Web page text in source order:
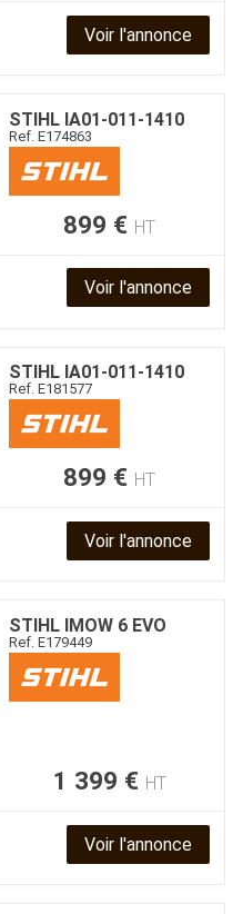
Voir l'annonce
STIHL IA01-011-1410
Ref. E174863
899 € HT
Voir l'annonce
STIHL IA01-011-1410
Ref. E181577
899 € HT
Voir l'annonce
STIHL IMOW 6 EVO
Ref. E179449
1 399 € HT
Voir l'annonce